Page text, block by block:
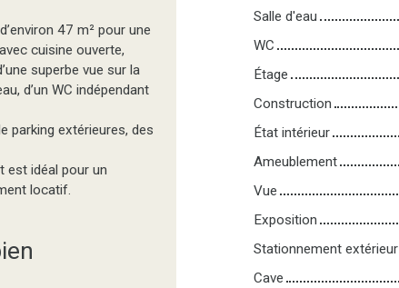
47 m² pour une
cuisine ouverte,
superbe vue sur la
d’un WC indépendant
parking extérieures, des
est idéal pour un
locatif.
Salle d'eau
WC
Étage
Construction
État intérieur
Ameublement
Vue
Exposition
Stationnement extérieur
Cave